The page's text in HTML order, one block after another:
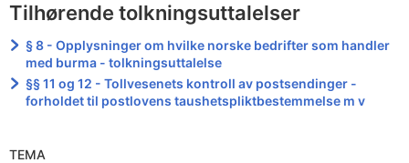
Tilhørende tolkningsuttalelser
§ 8 - Opplysninger om hvilke norske bedrifter som handler
med burma - tolkningsuttalelse
§§ 11 og 12 - Tollvesenets kontroll av postsendinger -
forholdet til postlovens taushetspliktbestemmelse m v
TEMA